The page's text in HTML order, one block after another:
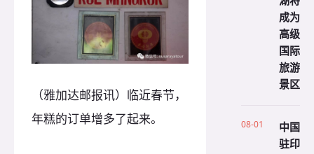
（雅加达邮报讯）临近春节，
年糕的订单增多了起来。
成为
高级
国际
旅游
景区
08-01
中国
驻印